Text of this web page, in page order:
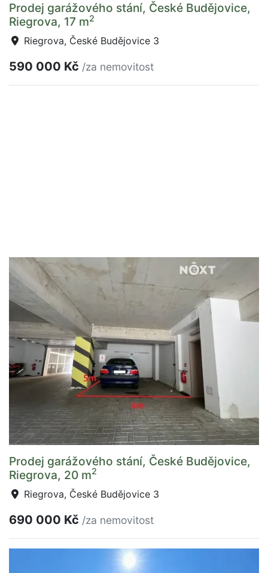
Prodej garážového stání, České Budějovice,
Riegrova, 17 m2
Riegrova, České Budějovice 3
590 000 Kč /za nemovitost
Prodej garážového stání, České Budějovice,
Riegrova, 20 m2
Riegrova, České Budějovice 3
690 000 Kč /za nemovitost